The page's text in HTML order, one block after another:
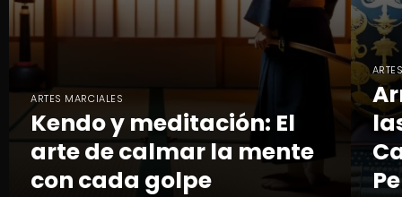
ARTES MARCIALES
Kendo y meditación: El
arte de calmar la mente
con cada golpe